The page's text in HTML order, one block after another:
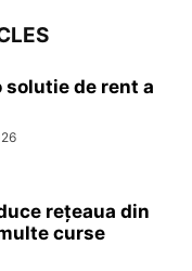
solutie de rent a
rețeaua din
curse